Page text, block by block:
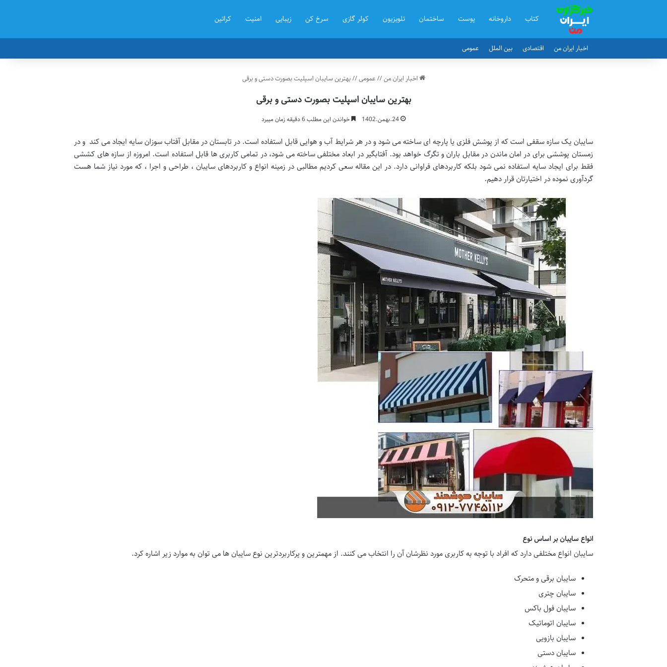
کتاب داروخانه پوست ساختمان تلویزیون کولر گازی سرخ کن زیبایی امنیت کراتین
اخبار ایران من اقتصادی بین الملل عمومی
اخبار ایران من// عمومی//بهترین سایبان اسپلیت بصورت دستی و برقی
بهترین سایبان اسپلیت بصورت دستی و برقی
24.بهمن.1402 خواندن این مطلب 6 دقیقه زمان میبرد
سایبان یک سازه سقفی است که از پوشش فلزی یا پارچه ای ساخته می شود و در هر شرایط آب و هوایی قابل استفاده است. در تابستان در مقابل آفتاب سوزان سایه ایجاد می کند و در
زمستان پوششی برای در امان ماندن در مقابل باران و تگرگ خواهد بود. آفتابگیر در ابعاد مختلفی ساخته می شود، در تمامی کاربری ها قابل استفاده است. امروزه از سازه های کششی
فقط برای ایجاد سایه استفاده نمی شود بلکه کاربردهای فراوانی دارد. در این مقاله سعی کردیم مطالبی در زمینه انواع و کاربردهای سایبان ، طراحی و اجرا ، که مورد نیاز شما هست
گردآوری نموده در اختیارتان قرار دهیم.
انواع سایبان بر اساس نوع
سایبان انواع مختلفی دارد که افراد با توجه به کاربری مورد نظرشان آن را انتخاب می کنند. از مهمترین و پرکاربردترین نوع سایبان ها می توان به موارد زیر اشاره کرد.
سایبان برقی و متحرک
سایبان چتری
سایبان فول باکس
سایبان اتوماتیک
سایبان بازویی
سایبان دستی